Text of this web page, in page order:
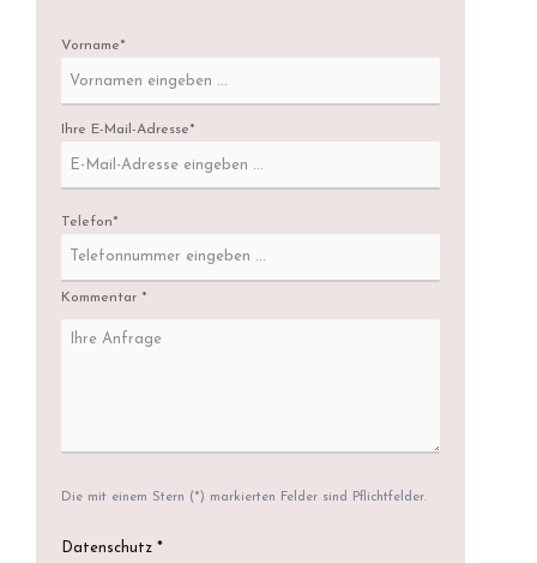
Vorname*
Ihre E-Mail-Adresse*
Telefon*
Kommentar *
Die mit einem Stern (*) markierten Felder sind Pflichtfelder.
Datenschutz *